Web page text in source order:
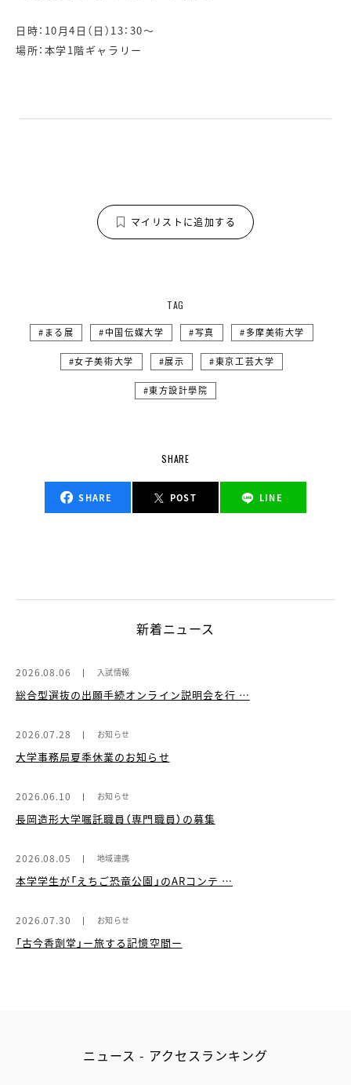
日時：10月4日（日）13：30～
場所：本学1階ギャラリー
マイリストに追加する
TAG
まる展 中国伝媒大学 写真 多摩美術大学
女子美術大学 展示 東京工芸大学
東方設計學院
SHARE
SHARE POST LINE
新着ニュース
2026.08.06 入試情報
総合型選抜の出願手続オンライン説明会を行 …
2026.07.28 お知らせ
大学事務局夏季休業のお知らせ
2026.06.10 お知らせ
長岡造形大学嘱託職員（専門職員）の募集
2026.08.05 地域連携
本学学生が「えちご恐竜公園」のARコンテ …
2026.07.30 お知らせ
「古今香劑堂」ー旅する記憶空間ー
ニュース - アクセスランキング